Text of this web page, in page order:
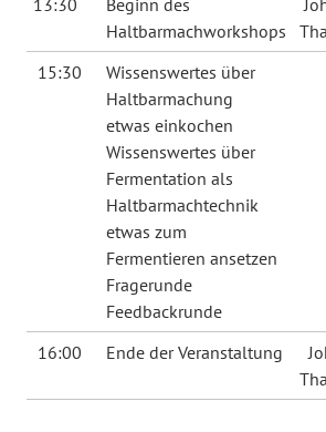
13:30
Beginn des
Haltbarmachworkshops
15:30
Wissenswertes über
Haltbarmachung
etwas einkochen
Wissenswertes über
Fermentation als
Haltbarmachtechnik
etwas zum
Fermentieren ansetzen
Fragerunde
Feedbackrunde
16:00
Ende der Veranstaltung